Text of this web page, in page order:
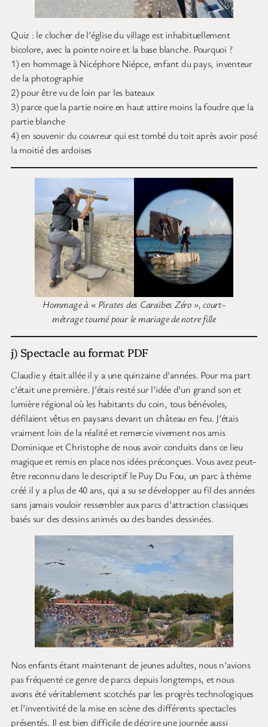
Quiz : le clocher de l’église du village est inhabituellement
bicolore, avec la pointe noire et la base blanche. Pourquoi ?
1) en hommage à Nicéphore Niépce, enfant du pays, inventeur
de la photographie
2) pour être vu de loin par les bateaux
3) parce que la partie noire en haut attire moins la foudre que la
partie blanche
4) en souvenir du couvreur qui est tombé du toit après avoir posé
la moitié des ardoises
Hommage à « Pirates des Caraïbes Zéro », court-
métrage tourné pour le mariage de notre fille
j) Spectacle au format PDF
Claudie y était allée il y a une quinzaine d’années. Pour ma part
c’était une première. J’étais resté sur l’idée d’un grand son et
lumière régional où les habitants du coin, tous bénévoles,
défilaient vêtus en paysans devant un château en feu. J’étais
vraiment loin de la réalité et remercie vivement nos amis
Dominique et Christophe de nous avoir conduits dans ce lieu
magique et remis en place nos idées préconçues. Vous avez peut-
être reconnu dans le descriptif le Puy Du Fou, un parc à thème
créé il y a plus de 40 ans, qui a su se développer au fil des années
sans jamais vouloir ressembler aux parcs d’attraction classiques
basés sur des dessins animés ou des bandes dessinées.
Nos enfants étant maintenant de jeunes adultes, nous n’avions
pas fréquenté ce genre de parcs depuis longtemps, et nous
avons été véritablement scotchés par les progrès technologiques
et l’inventivité de la mise en scène des différents spectacles
présentés. Il est bien difficile de décrire une journée aussi